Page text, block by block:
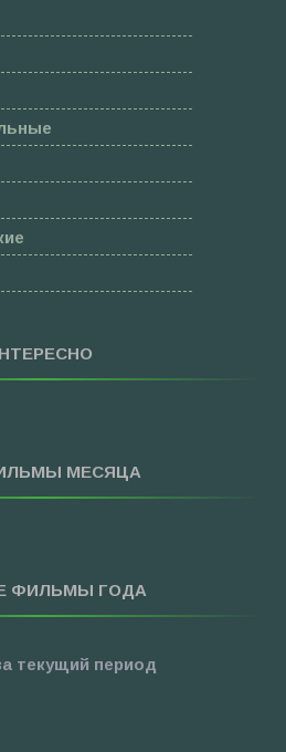
...
МЕСЯЦА
ФИЛЬМЫ ГОДА
текущий период